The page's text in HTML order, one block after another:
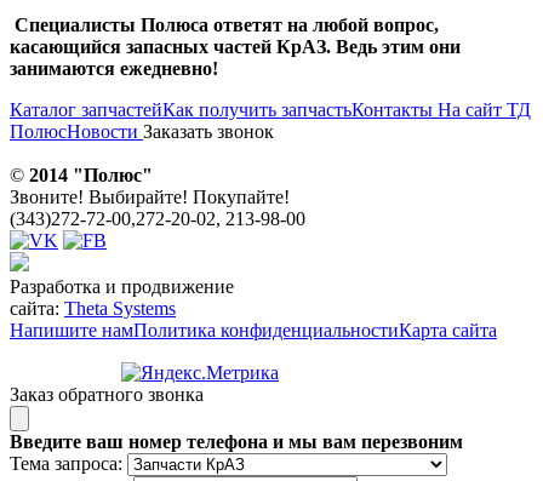
Специалисты Полюса ответят на любой вопрос,
касающийся запасных частей КрАЗ. Ведь этим они
занимаются ежедневно!
Каталог запчастейКак получить запчастьКонтакты На сайт ТД
ПолюсНовости Заказать звонок
© 2014 "Полюс"
Звоните! Выбирайте! Покупайте!
(343)272-72-00,272-20-02, 213-98-00
Разработка и продвижение
сайта: Theta Systems
Напишите намПолитика конфиденциальностиКарта сайта
Заказ обратного звонка
Введите ваш номер телефона и мы вам перезвоним
Тема запроса: